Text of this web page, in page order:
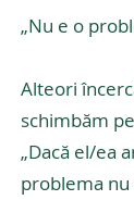
„Nu e o
Alteori
schimbăm
„Dacă el/ea
problema nu